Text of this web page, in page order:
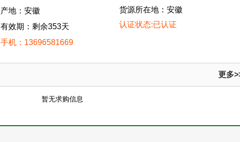
产地：安徽
有效期：剩余353天
手机：13696581669
货源所在地：安徽
认证状态:已认证
更多
暂无求购信息